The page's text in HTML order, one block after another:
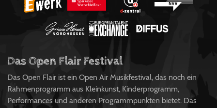
Das Open Flair Festival
Das Open Flair ist ein Open Air Musikfestival, das noch ein
Rahmenprogramm aus Kleinkunst, Kinderprogramm,
Performances und anderen Programmpunkten bietet. Das